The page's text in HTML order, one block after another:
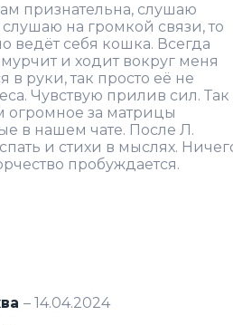
признательна, слушаю
на громкой связи, то
ведёт себя кошка. Всегда
и ходит вокруг меня
в руки, так просто её не
Чувствую прилив сил. Так
огромное за матрицы
в нашем чате. После Л.
спать и стихи в мыслях.
пробуждается.
– 14.04.2024